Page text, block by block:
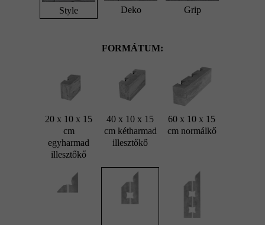
Style Deko Grip
FORMÁTUM:
20 x 10 x 15
cm
egyharmad
illesztőkő
40 x 10 x 15
cm kétharmad
illesztőkő
60 x 10 x 15
cm normálkő